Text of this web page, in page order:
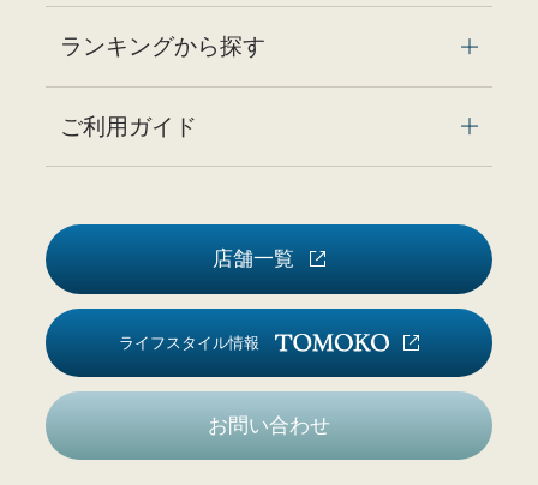
ランキングから探す
ご利用ガイド
店舗一覧
ライフスタイル情報
お問い合わせ